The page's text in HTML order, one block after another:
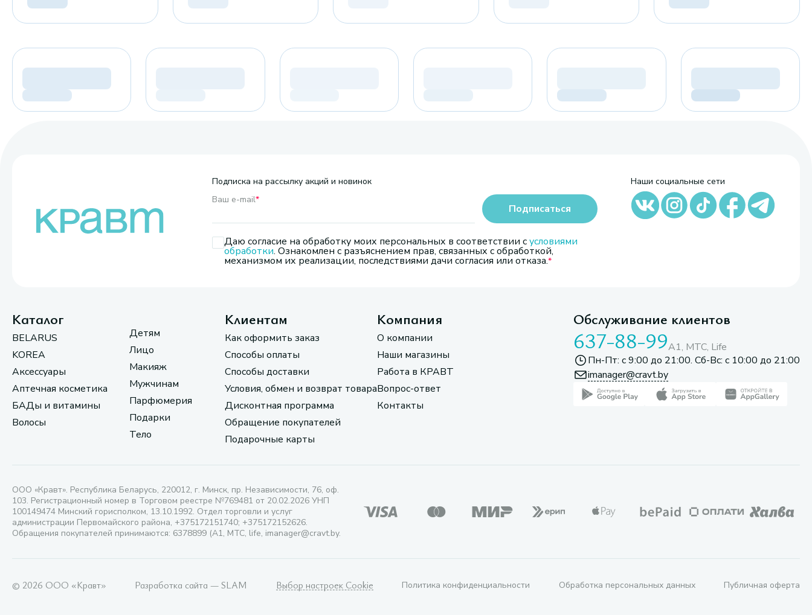
Подписка на рассылку акций и новинок
Ваш e-mail*
Даю согласие на обработку моих персональных в соответствии сусловиями
обработки. Ознакомлен с разъяснением прав, связанных с обработкой,
механизмом их реализации, последствиями дачи согласия или отказа.
Подписаться
Наши социальные сети
Каталог
BELARUS
KOREA
Аксессуары
Аптечная косметика
БАДы и витамины
Волосы
Детям
Лицо
Макияж
Мужчинам
Парфюмерия
Подарки
Тело
Клиентам
Как оформить заказ
Способы оплаты
Способы доставки
Условия, обмен и возврат товара
Дисконтная программа
Обращение покупателей
Подарочные карты
Компания
О компании
Наши магазины
Работа в КРАВТ
Вопрос-ответ
Контакты
Обслуживание клиентов
637-88-99A1, МТС, Life
Пн-Пт: с 9:00 до 21:00. Сб-Вс: с 10:00 до 21:00
imanager@cravt.by
ООО «Кравт». Республика Беларусь, 220012, г. Минск, пр. Независимости, 76, оф.
103. Регистрационный номер в Торговом реестре №769481 от 20.02.2026 УНП
100149474 Минский горисполком, 13.10.1992. Отдел торговли и услуг
администрации Первомайского района, +375172151740; +375172152626.
Обращения покупателей принимаются: 6378899 (А1, МТС, life, imanager@cravt.by.
© 2026 ООО «Кравт» Разработка сайта — SLAM Выбор настроек Cookie Политика конфиденциальности Обработка персональных данных Публичная оферта